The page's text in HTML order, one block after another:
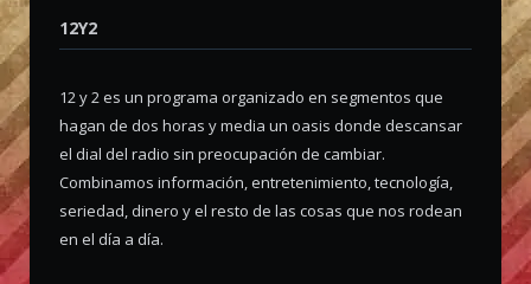
12Y2
12 y 2 es un programa organizado en segmentos que
hagan de dos horas y media un oasis donde descansar
el dial del radio sin preocupación de cambiar.
Combinamos información, entretenimiento, tecnología,
seriedad, dinero y el resto de las cosas que nos rodean
en el día a día.